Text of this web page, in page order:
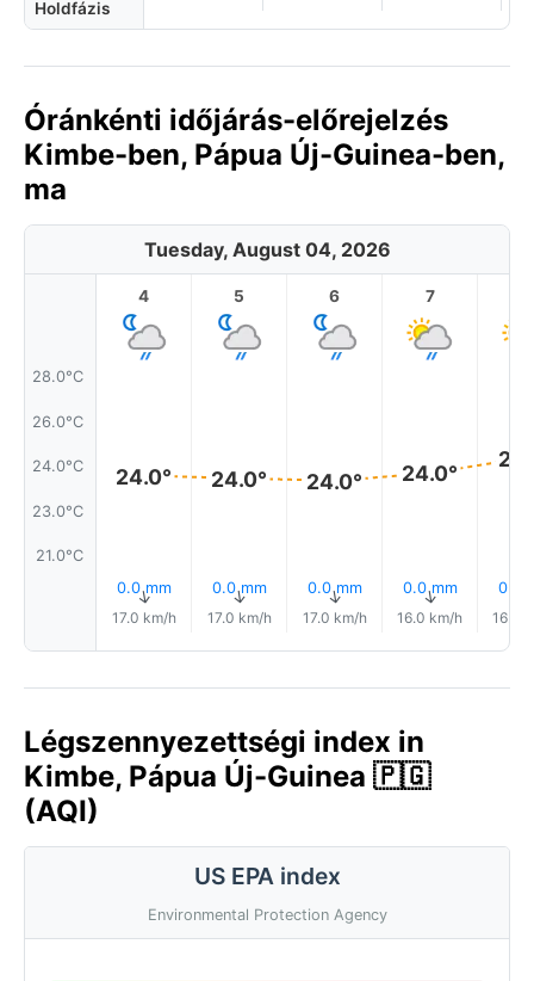
Holdfázis
Óránkénti időjárás-előrejelzés
Kimbe-ben, Pápua Új-Guinea-ben,
ma
Tuesday, August 04, 2026
28.0°C
26.0°C
24.0°C
23.0°C
21.0°C
4
24.0°
0.0 mm
↑
17.0 km/h
5
24.0°
0.0 mm
↑
17.0 km/h
6
24.0°
0.0 mm
↑
17.0 km/h
7
24.0°
0.0 mm
↑
16.0 km/h
0.0
16.0
Légszennyezettségi index in
Kimbe, Pápua Új-Guinea 🇵🇬
(AQI)
US EPA index
Environmental Protection Agency